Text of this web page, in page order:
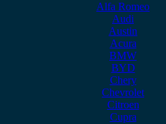
Alfa Romeo
Audi
Austin
Acura
BMW
BYD
Chery
Chevrolet
Citroen
Cupra